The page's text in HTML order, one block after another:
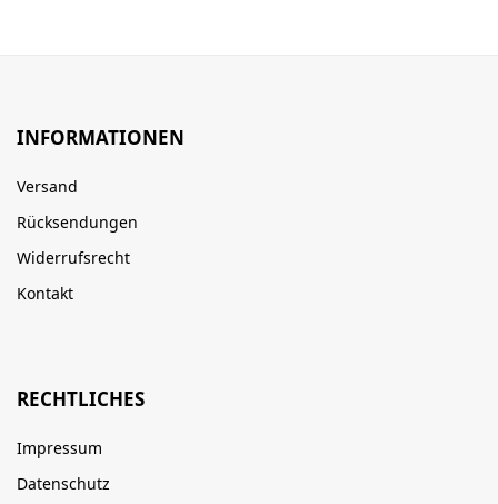
INFORMATIONEN
Versand
Rücksendungen
Widerrufsrecht
Kontakt
RECHTLICHES
Impressum
Datenschutz